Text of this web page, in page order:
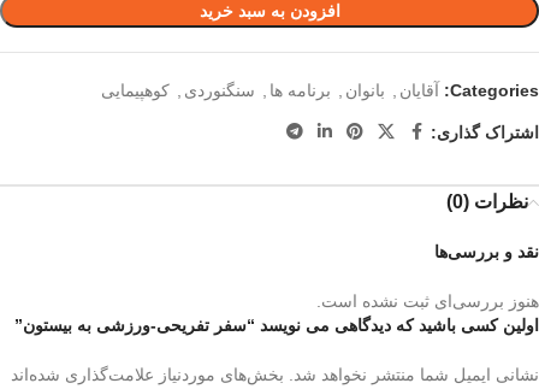
افزودن به سبد خرید
Categories: آقایان بانوان برنامه ها سنگنوردی کوهپیمایی
اشتراک گذاری:
نظرات (0)
نقد و بررسی‌ها
هنوز بررسی‌ای ثبت نشده است.
اولین کسی باشید که دیدگاهی می نویسد “سفر تفریحی-ورزشی به بیستون”
نشانی ایمیل شما منتشر نخواهد شد. بخش‌های موردنیاز علامت‌گذاری شده‌اند